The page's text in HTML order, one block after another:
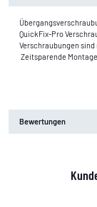
QuickFix-Pro
Verschraubungen
Zeitsparende
Bewertungen